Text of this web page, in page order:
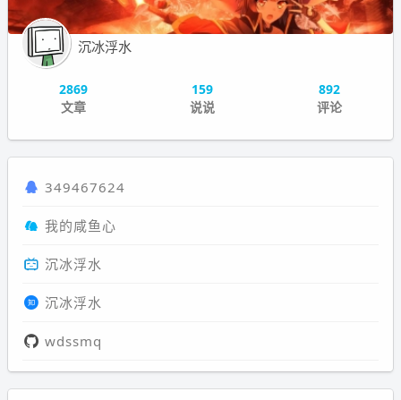
沉冰浮水
2869
文章
159
说说
892
评论
349467624
我的咸鱼心
沉冰浮水
沉冰浮水
wdssmq